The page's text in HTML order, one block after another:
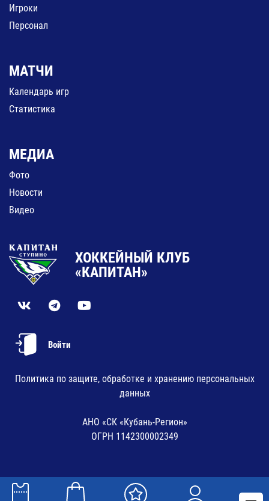
Игроки
Персонал
МАТЧИ
Календарь игр
Статистика
МЕДИА
Фото
Новости
Видео
ХОККЕЙНЫЙ КЛУБ
«КАПИТАН»
Войти
Политика по защите, обработке и хранению персональных
данных
АНО «СК «Кубань-Регион»
ОГРН 1142300002349